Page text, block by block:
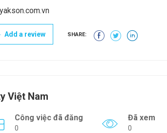
yakson.com.vn
Add a review SHARE:
Việt Nam
Công việc đã đăng
0
Đã xem
0